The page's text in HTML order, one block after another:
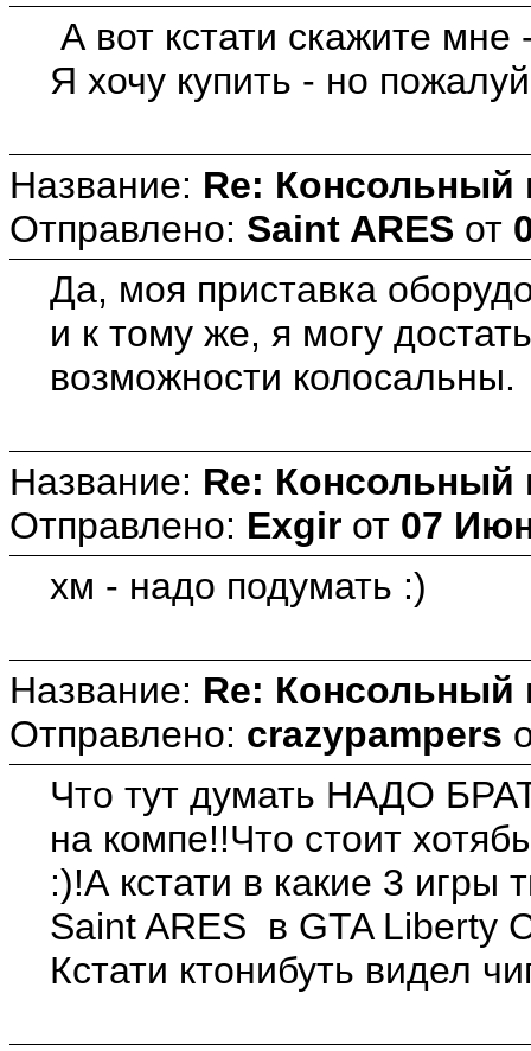
А вот кстати скажите
Я хочу купить - но
Название: Re: Консольный
Отправлено: Saint ARES от
Да, моя приставка
и к тому же, я могу
возможности колосальны.
Название: Re: Консольный
Отправлено: Exgir от 07
хм - надо подумать :)
Название: Re: Консольный
Отправлено: crazypampers
Что тут думать НАДО
на компе!!Что стоит
:)!А кстати в какие 3 игры
Saint ARES в GTA Liberty
Кстати ктонибуть видел